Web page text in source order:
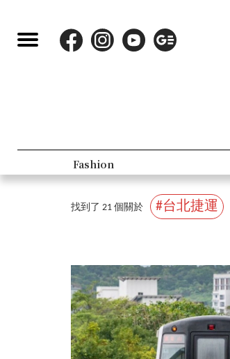
Lifestyle
找到了 21 個關於 #台北捷運